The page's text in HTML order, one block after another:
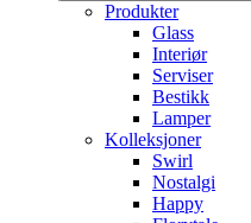
Produkter
Glass
Interiør
Serviser
Bestikk
Lamper
Kolleksjoner
Swirl
Nostalgi
Happy